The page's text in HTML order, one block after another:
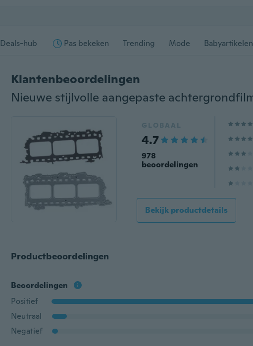
Deals-hub Pas bekeken Trending Mode Babyartikelen
Klantenbeoordelingen
GLOBAAL
4.7
978
beoordelingen
Bekijk productdetails
Productbeoordelingen
Beoordelingen
Positief
Neutraal
Negatief